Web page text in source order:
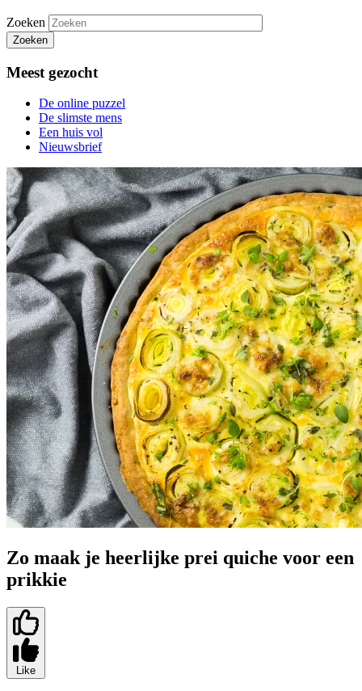
Zoeken
Zoeken
Meest gezocht
De online puzzel
De slimste mens
Een huis vol
Nieuwsbrief
Zo maak je heerlijke prei quiche voor een
prikkie
Like